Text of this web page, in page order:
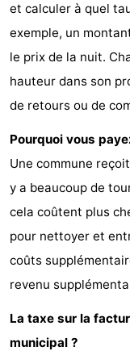
Wadden
Médicales
Région
la
Schiermonnikoog
-
Terschelling
-
Septentrionale
-
Nature
-
et calculer à quel
exemple, un
le prix de la nuit.
hauteur dans son
de retours ou de
Pourquoi vous
Une commune
y a beaucoup de
cela coûtent plus
pour nettoyer et
coûts
revenu
La taxe sur la
municipal ?